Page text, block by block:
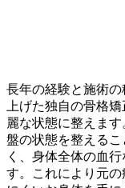
長年の経験と施術
上げた独自の骨格矯
麗な状態に整えます
盤の状態を整える
く、 身体全体の血
す。
これにより元